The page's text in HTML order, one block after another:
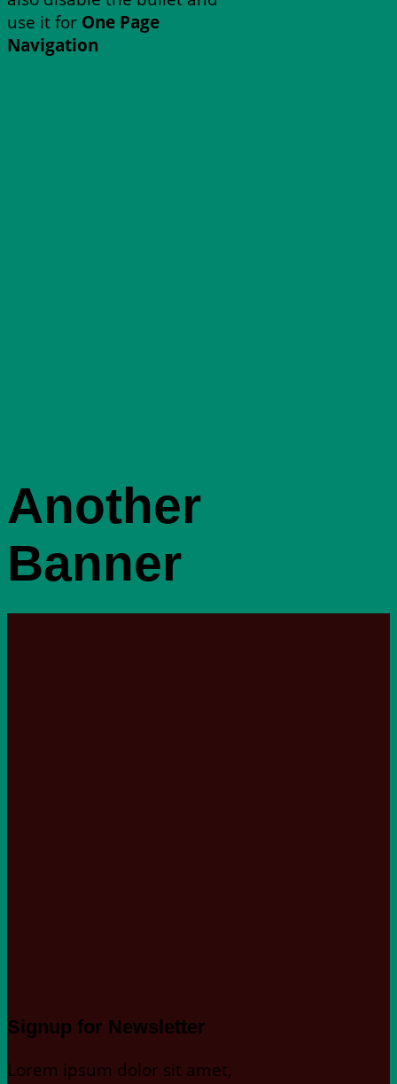
use it for One Page
Navigation
Another
Banner
Signup for Newsletter
Lorem ipsum dolor sit amet,